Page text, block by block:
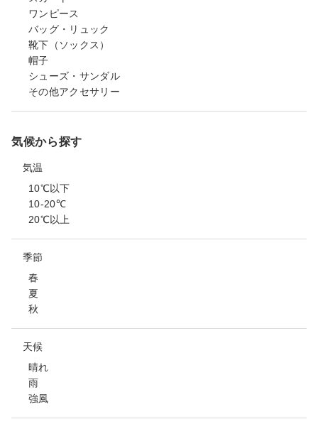
ワンピース
バッグ・リュック
靴下（ソックス）
帽子
シューズ・サンダル
その他アクセサリー
気候から探す
気温
10℃以下
10-20℃
20℃以上
季節
春
夏
秋
天候
晴れ
雨
強風